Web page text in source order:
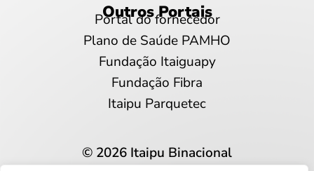
Outros Portais
Portal do fornecedor
Plano de Saúde PAMHO
Fundação Itaiguapy
Fundação Fibra
Itaipu Parquetec
© 2026 Itaipu Binacional